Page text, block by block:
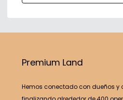
Premium Land
Hemos conectado con dueños y